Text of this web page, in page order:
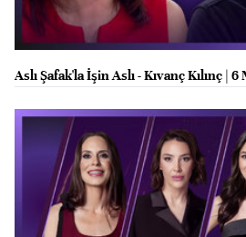
Aslı Şafak'la İşin Aslı - Kıvanç Kılınç | 6